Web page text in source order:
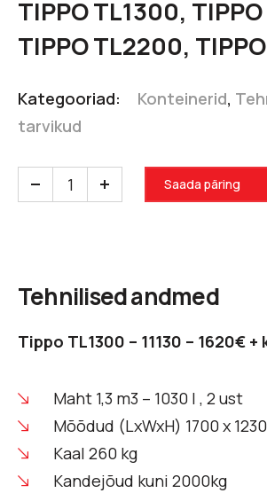
TIPPO TL1300,
TIPPO TL2200,
Kategooriad: Konteinerid,
tarvikud
Saada päring
Tehnilised andmed
Tippo TL1300 – 11130 – 1620€ +
Maht 1,3 m3 – 1030 l , 2 ust
Mõõdud (LxWxH) 1700 x
Kaal 260 kg
Kandejõud kuni 2000kg